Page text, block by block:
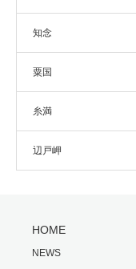
知念
粟国
糸満
辺戸岬
HOME
NEWS